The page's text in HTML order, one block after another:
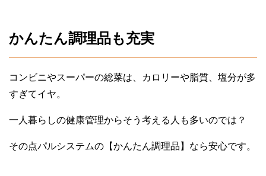
かんたん調理品も充実
コンビニやスーパーの総菜は、カロリーや脂質、塩分が多
すぎてイヤ。
一人暮らしの健康管理からそう考える人も多いのでは？
その点パルシステムの【かんたん調理品】なら安心です。